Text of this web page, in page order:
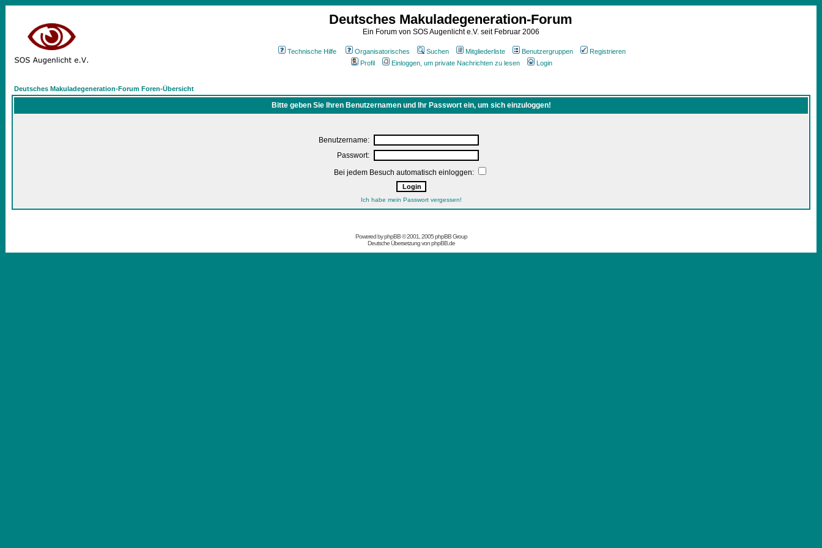
Deutsches Makuladegeneration-Forum
Ein Forum von SOS Augenlicht e.V. seit Februar 2006
Technische Hilfe Organisatorisches Suchen Mitgliederliste Benutzergruppen
Registrieren
Profil
Einloggen, um private Nachrichten zu lesen Login
Deutsches Makuladegeneration-Forum Foren-Übersicht
Bitte geben Sie Ihren Benutzernamen und Ihr Passwort ein, um sich einzuloggen!
Benutzername:
Passwort:
Bei jedem Besuch automatisch einloggen:
Ich habe mein Passwort vergessen!
Powered byphpBB© 2001, 2005 phpBB Group
Deutsche Übersetzung vonphpBB.de